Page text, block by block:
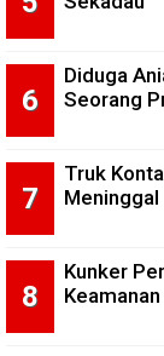
Diduga
Seorang
Truk
Kunker